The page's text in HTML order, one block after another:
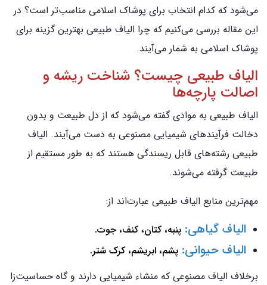
می‌شود که کدام انتخاب برای پوشاک اسلامی مناسب‌تر است؟ در
این مقاله بررسی می‌کنیم که چرا الیاف طبیعی بهترین گزینه برای
پوشاک اسلامی به شمار می‌آیند.
الیاف طبیعی چیست؟ شناخت ریشه و
اصالت پارچه‌ها
الیاف طبیعی به موادی گفته می‌شود که از دل طبیعت و بدون
دخالت فرآیندهای شیمیایی مصنوعی به دست می‌آیند. الیاف
طبیعی رشته‌های قابل ریسندگی هستند که به طور مستقیم از
طبیعت گرفته می‌شوند.
مهم‌ترین منابع الیاف طبیعی عبارت‌اند از:
الیاف گیاهی: پنبه، کتان، کنف، جوت.
الیاف حیوانی: پشم، ابریشم، کرک شتر.
برخلاف الیاف مصنوعی که منشاء شیمیایی دارند و گاه حساسیت‌زا